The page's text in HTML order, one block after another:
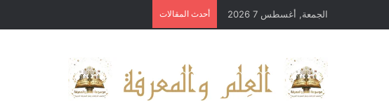
الجمعة, أغسطس 7 2026 أحدث المقالات